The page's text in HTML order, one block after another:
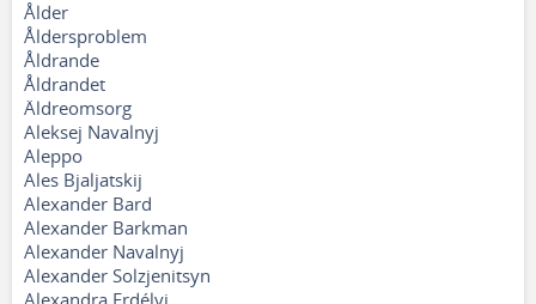
Ålder
Åldersproblem
Åldrande
Åldrandet
Äldreomsorg
Aleksej Navalnyj
Aleppo
Ales Bjaljatskij
Alexander Bard
Alexander Barkman
Alexander Navalnyj
Alexander Solzjenitsyn
Alexandra Erdélyi